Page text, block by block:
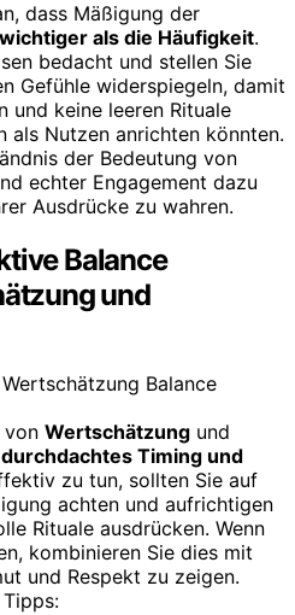
dass Mäßigung der
als die Häufigkeit.
bedacht und stellen Sie
Gefühle widerspiegeln, damit
und keine leeren Rituale
als Nutzen anrichten könnten.
der Bedeutung von
echter Engagement dazu
Ausdrücke zu wahren.
Balance
und
von Wertschätzung und
durchdachtes Timing und
zu tun, sollten Sie auf
achten und aufrichtigen
Rituale ausdrücken. Wenn
kombinieren Sie dies mit
und Respekt zu zeigen.